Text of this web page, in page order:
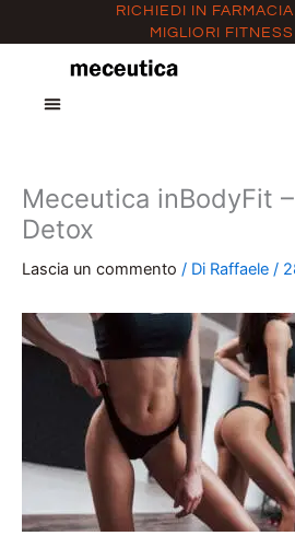
contenuto
RICHIEDI IN
MIGLIORI
Meceutica inBodyFit
Detox
Lascia un commento / Di Raffaele /